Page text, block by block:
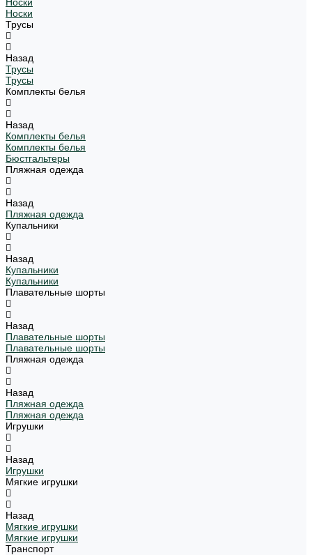
Носки
Трусы
Назад
Трусы
Трусы
Комплекты белья
Назад
Комплекты белья
Комплекты белья
Бюстгальтеры
Пляжная одежда
Назад
Пляжная одежда
Купальники
Назад
Купальники
Купальники
Плавательные шорты
Назад
Плавательные шорты
Плавательные шорты
Пляжная одежда
Назад
Пляжная одежда
Пляжная одежда
Игрушки
Назад
Игрушки
Мягкие игрушки
Назад
Мягкие игрушки
Мягкие игрушки
Транспорт